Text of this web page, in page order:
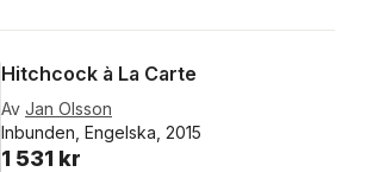
Hitchcock à La Carte
Av Jan Olsson
Inbunden, Engelska, 2015
1 531 kr